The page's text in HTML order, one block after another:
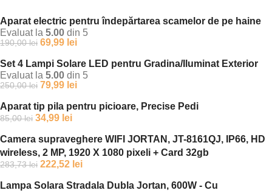
Aparat electric pentru îndepărtarea scamelor de pe haine
Evaluat la 5.00 din 5
190,00lei 69,99 lei
Set 4 Lampi Solare LED pentru Gradina/Iluminat Exterior
Evaluat la 5.00 din 5
250,00lei 79,99 lei
Aparat tip pila pentru picioare, Precise Pedi
85,00lei 34,99 lei
Camera supraveghere WIFI JORTAN, JT-8161QJ, IP66, HD
wireless, 2 MP, 1920 X 1080 pixeli + Card 32gb
283,73lei 222,52 lei
Lampa Solara Stradala Dubla Jortan, 600W - Cu